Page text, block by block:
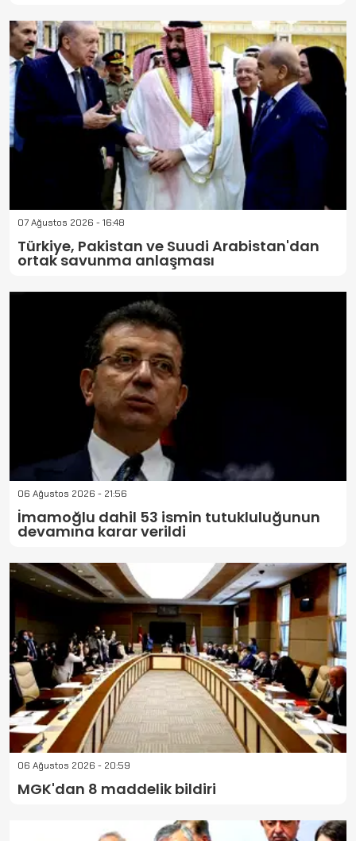
07 Ağustos 2026 - 16:48
Türkiye, Pakistan ve Suudi Arabistan'dan
ortak savunma anlaşması
06 Ağustos 2026 - 21:56
İmamoğlu dahil 53 ismin tutukluluğunun
devamına karar verildi
06 Ağustos 2026 - 20:59
MGK'dan 8 maddelik bildiri